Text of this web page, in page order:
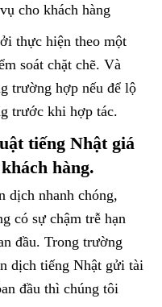
cho khách hàng
thực hiện theo một
soát chặt chẽ. Và
trường hợp nếu để lộ
trước khi hợp tác.
tiếng Nhật giá
hàng.
dịch nhanh chóng,
có sự chậm trễ hạn
đầu. Trong trường
dịch tiếng Nhật gửi tài
đầu thì chúng tôi